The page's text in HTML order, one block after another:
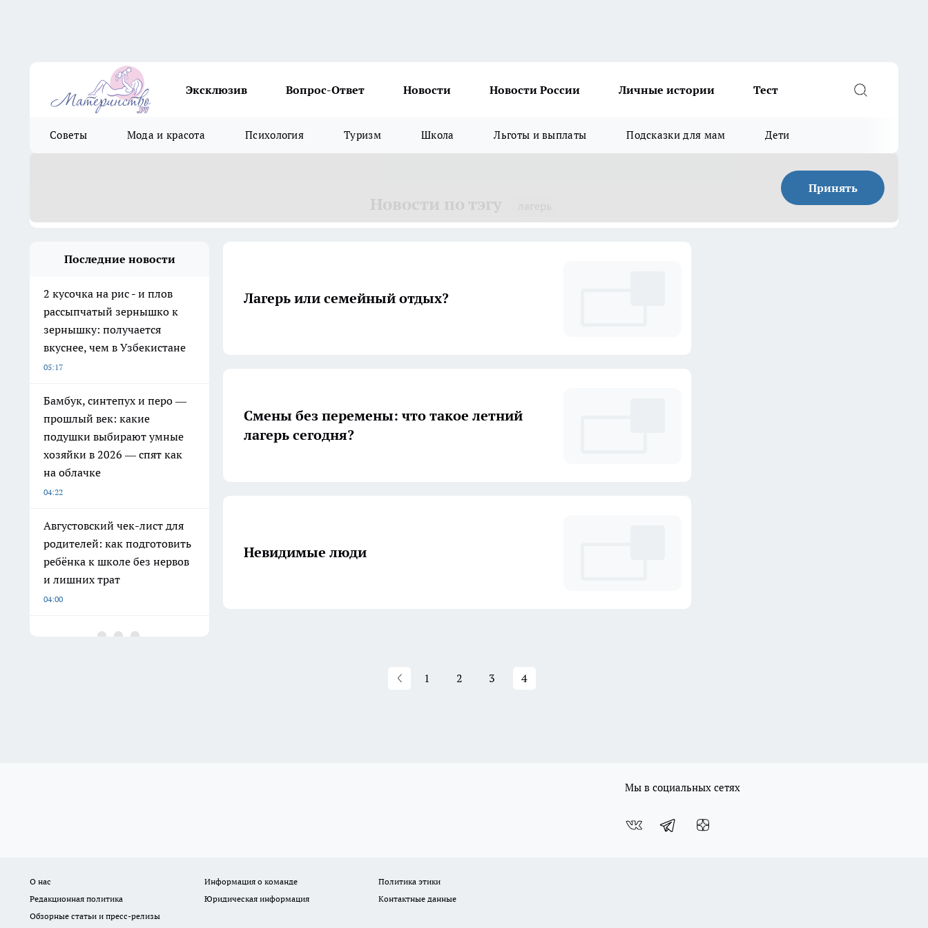
Эксклюзив Вопрос-Ответ Новости Новости России Личные истории Тест
Советы Мода и красота Психология Туризм Школа Льготы и выплаты Подсказки для мам Дети
Принять
Последние новости
2 кусочка на рис - и плов
рассыпчатый зернышко к
зернышку: получается
вкуснее, чем в Узбекистане
05:17
Бамбук, синтепух и перо —
прошлый век: какие
подушки выбирают умные
хозяйки в 2026 — спят как
на облачке
04:22
Августовский чек-лист для
родителей: как подготовить
ребёнка к школе без нервов
и лишних трат
04:00
Лагерь или семейный отдых?
Смены без перемены: что такое летний
лагерь сегодня?
Невидимые люди
1 2 3 4
Мы в социальных сетях
О нас Информация о команде
Политика этики
Редакционная политика
Юридическая информация
Контактные данные
Обзорные статьи и пресс-релизы